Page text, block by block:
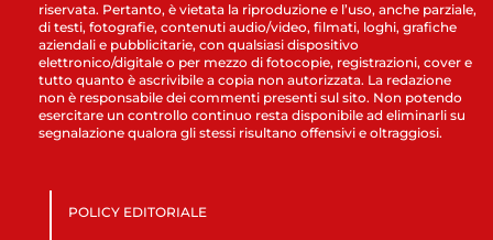
riservata. Pertanto, è vietata la riproduzione e l’uso, anche parziale,
di testi, fotografie, contenuti audio/video, filmati, loghi, grafiche
aziendali e pubblicitarie, con qualsiasi dispositivo
elettronico/digitale o per mezzo di fotocopie, registrazioni, cover e
tutto quanto è ascrivibile a copia non autorizzata. La redazione
non è responsabile dei commenti presenti sul sito. Non potendo
esercitare un controllo continuo resta disponibile ad eliminarli su
segnalazione qualora gli stessi risultano offensivi e oltraggiosi.
POLICY EDITORIALE